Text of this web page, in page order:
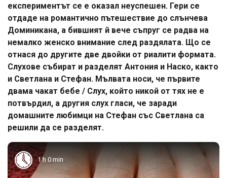
експериментът се е оказал неуспешен. Гери се
отдаде на романтично пътешествие до слънчева
Доминикана, а бившият й вече съпруг се радва на
немалко женско внимание след раздялата. Що се
отнася до другите две двойки от риалити формата.
Слухове събират и разделят Антония и Наско, както
и Светлана и Стефан. Мълвата носи, че първите
двама чакат бебе / Слух, който никой от тях не е
потвърдил, а другия слух гласи, че заради
домашните любимци на Стефан със Светлана са
решили да се разделят.
1 h 0 min